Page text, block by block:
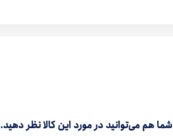
شما هم می‌توانید در مورد این کالا نظر دهید.